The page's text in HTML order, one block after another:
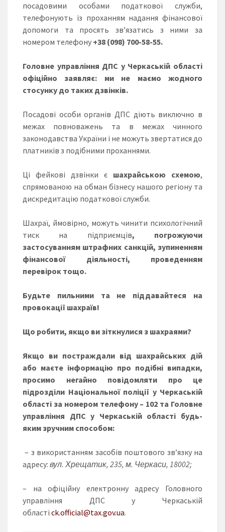
посадовими особами податкової служби,
телефонують із проханням надання фінансової
допомоги та просять зв’язатись з ними за
номером телефону +38 (098) 700-58-55.
Головне управління ДПС у Черкаській області
офіційно заявляє: ми не маємо жодного
стосунку до таких дзвінків.
Посадові особи органів ДПС діють виключно в
межах повноважень та в межах чинного
законодавства України і не можуть звертатися до
платників з подібними проханнями.
Ці фейкові дзвінки є шахрайською схемою,
спрямованою на обман бізнесу нашого регіону та
дискредитацію податкової служби.
Шахраї, ймовірно, можуть чинити психологічний
тиск на підприємців, погрожуючи
застосуванням штрафних санкцій, зупиненням
фінансової діяльності, проведенням
перевірок тощо.
Будьте пильними та не піддавайтеся на
провокації шахраїв!
Що робити, якщо ви зіткнулися з шахраями?
Якщо ви постраждали від шахрайських дій
або маєте інформацію про подібні випадки,
просимо негайно повідомляти про це
підрозділи Національної поліції у Черкаській
області за номером телефону – 102 та Головне
управління ДПС у Черкаській області будь-
яким зручним способом:
– з використанням засобів поштового зв’язку на
адресу: вул. Хрещатик, 235, м. Черкаси, 18002;
– на офіційну електронну адресу Головного
управління ДПС у Черкаській
області ck.official@tax.gov.ua.